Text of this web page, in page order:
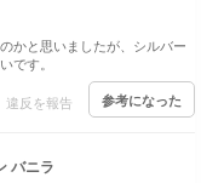
かと思いましたが、シルバー
です。
違反を報告 参考になった
バニラ